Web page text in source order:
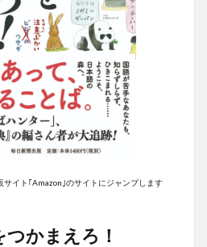
イト｢Amazon｣のサイトにジャンプします
つかまえろ！